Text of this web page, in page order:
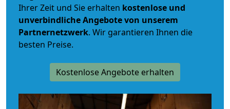
Ihrer Zeit und Sie erhalten kostenlose und
unverbindlicheAngebote von unserem
Partnernetzwerk. Wir garantieren Ihnen die
besten Preise.
Kostenlose Angebote erhalten